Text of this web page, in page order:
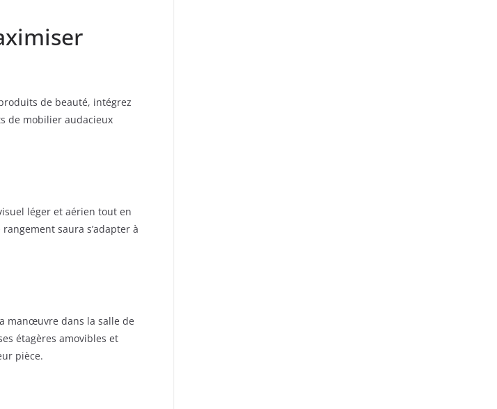
de beauté, intégrez
de mobilier audacieux
léger et aérien tout en
saura s’adapter à
manœuvre dans la salle de
étagères amovibles et
pièce.